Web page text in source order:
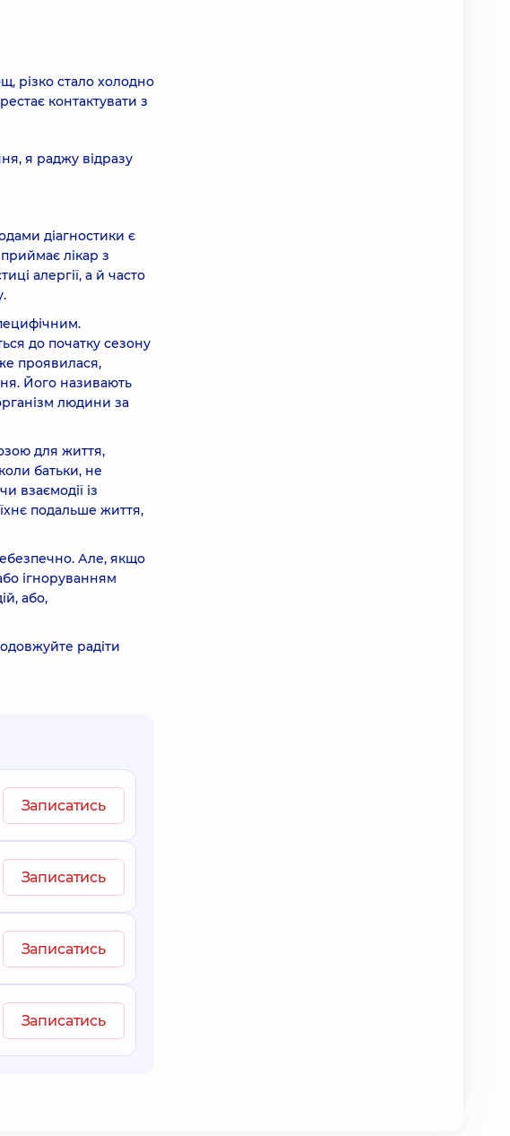
різко стало холодно
контактувати з
я раджу відразу
діагностики є
лікар з
алергії, а й часто
до початку сезону
проявилася,
Його називають
людини за
для життя,
батьки, не
взаємодії із
подальше життя,
Але, якщо
ігноруванням
або,
радіти
Записатись
Записатись
Записатись
Записатись